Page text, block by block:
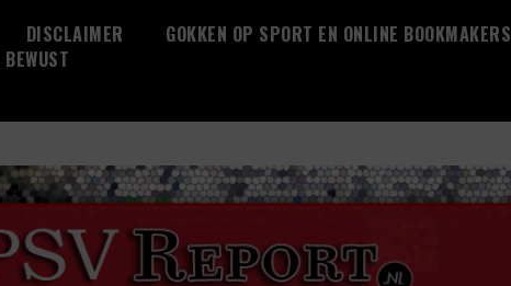
DISCLAIMER GOKKEN OP SPORT EN ONLINE BOOKMAKERS